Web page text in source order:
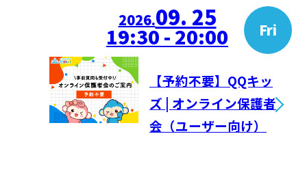
2026.09. 25 Fri
19:30 - 20:00
【予約不要】QQキッ
ズ | オンライン保護者
会（ユーザー向け）